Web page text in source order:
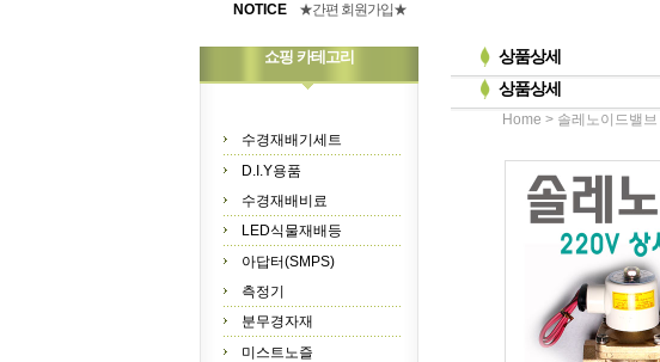
NOTICE
★간편 회원가입★
쇼핑 카테고리
수경재배기세트
D.I.Y용품
수경재배비료
LED식물재배등
아답터(SMPS)
측정기
분무경자재
미스트노즐
상품상세
상품상세
Home > 솔레노이드밸브